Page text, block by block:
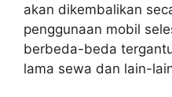
akan dikembalikan
penggunaan mobil
berbeda-beda
lama sewa dan lain-